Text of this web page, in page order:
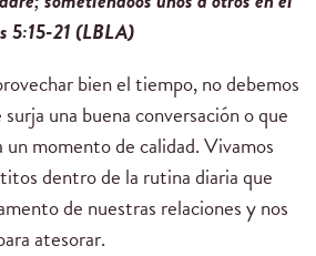
5:15-21(LBLA)
bien el tiempo, no debemos
una buena conversación o que
momento de calidad. Vivamos
dentro de la rutina diaria que
de nuestras relaciones y nos
atesorar.